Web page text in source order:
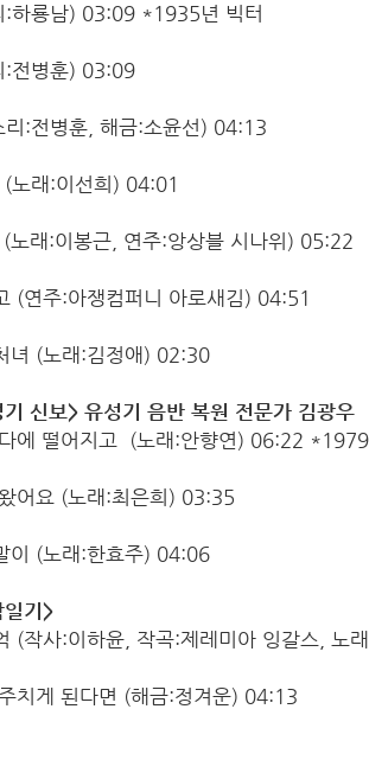
:하룡남) 03:09 *1935년 빅터
:전병훈) 03:09
리:전병훈, 해금:소윤선) 04:13
노래:이선희) 04:01
노래:이봉근, 연주:앙상블 시나위) 05:22
(연주:아쟁컴퍼니 아로새김) 04:51
녀 (노래:김정애) 02:30
신보> 유성기 음반 복원 전문가 김광우
에 떨어지고 (노래:안향연) 06:22
어요 (노래:최은희) 03:35
이 (노래:한효주) 04:06
일기>
(작사:이하윤, 작곡:제레미아 잉갈스, 노
치게 된다면 (해금:정겨운) 04:13